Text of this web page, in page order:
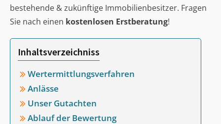
bestehende & zukünftige Immobilienbesitzer. Fragen
Sie nach einen kostenlosen Erstberatung!
Inhaltsverzeichniss
Wertermittlungsverfahren
Anlässe
Unser Gutachten
Ablauf der Bewertung